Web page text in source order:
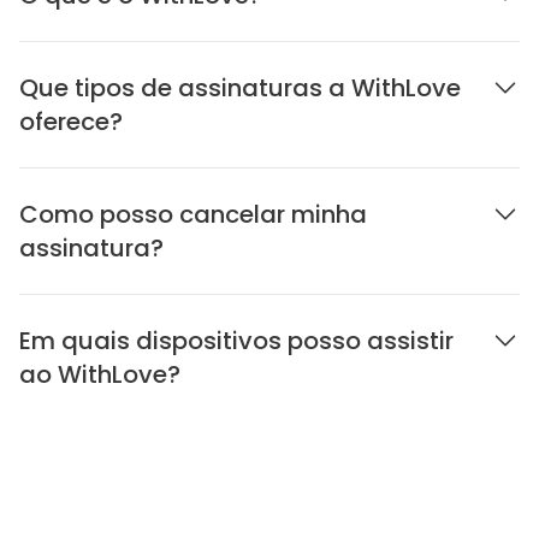
Que tipos de assinaturas a WithLove
oferece?
Como posso cancelar minha
assinatura?
Em quais dispositivos posso assistir
ao WithLove?